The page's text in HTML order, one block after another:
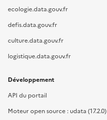
ecologie.data.gouv.fr
defis.data.gouv.fr
culture.data.gouv.fr
logistique.data.gouv.fr
Développement
API du portail
Moteur open source : udata (17.2.0)